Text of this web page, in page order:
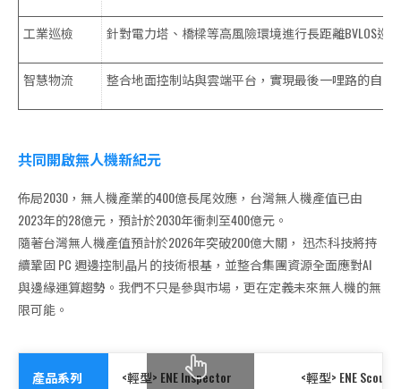
工業巡檢 針對電力塔、橋樑等高風險環境進行長距離BVLOS巡
智慧物流 整合地面控制站與雲端平台，實現最後一哩路的自動
共同開啟無人機新紀元
佈局2030，無人機產業的400億長尾效應，台灣無人機產值已由
2023年的28億元，預計於2030年衝刺至400億元。
隨著台灣無人機產值預計於2026年突破200億大關， 迅杰科技將持
續鞏固 PC 週邊控制晶片的技術根基，並整合集團資源全面應對AI
與邊緣運算趨勢。我們不只是參與市場，更在定義未來無人機的無
限可能。
產品系列 <輕型> ENE Inspector <輕型> ENE Scout